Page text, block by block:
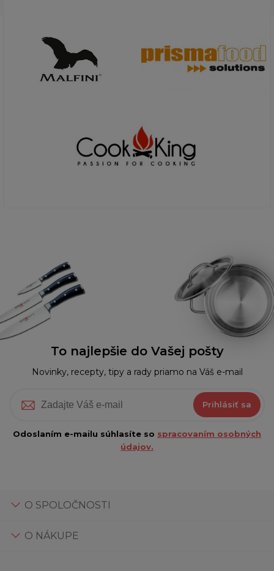
To najlepšie do Vašej pošty
Novinky, recepty, tipy a rady priamo na Váš e-mail
Prihlásiť sa
Odoslaním e-mailu súhlasíte so spracovaním osobných
údajov.
O SPOLOČNOSTI
O NÁKUPE